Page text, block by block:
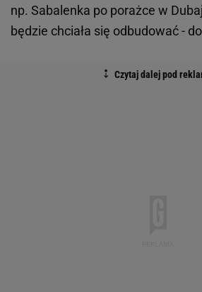
np. Sabalenka po porażce w
będzie chciała się odbudować -